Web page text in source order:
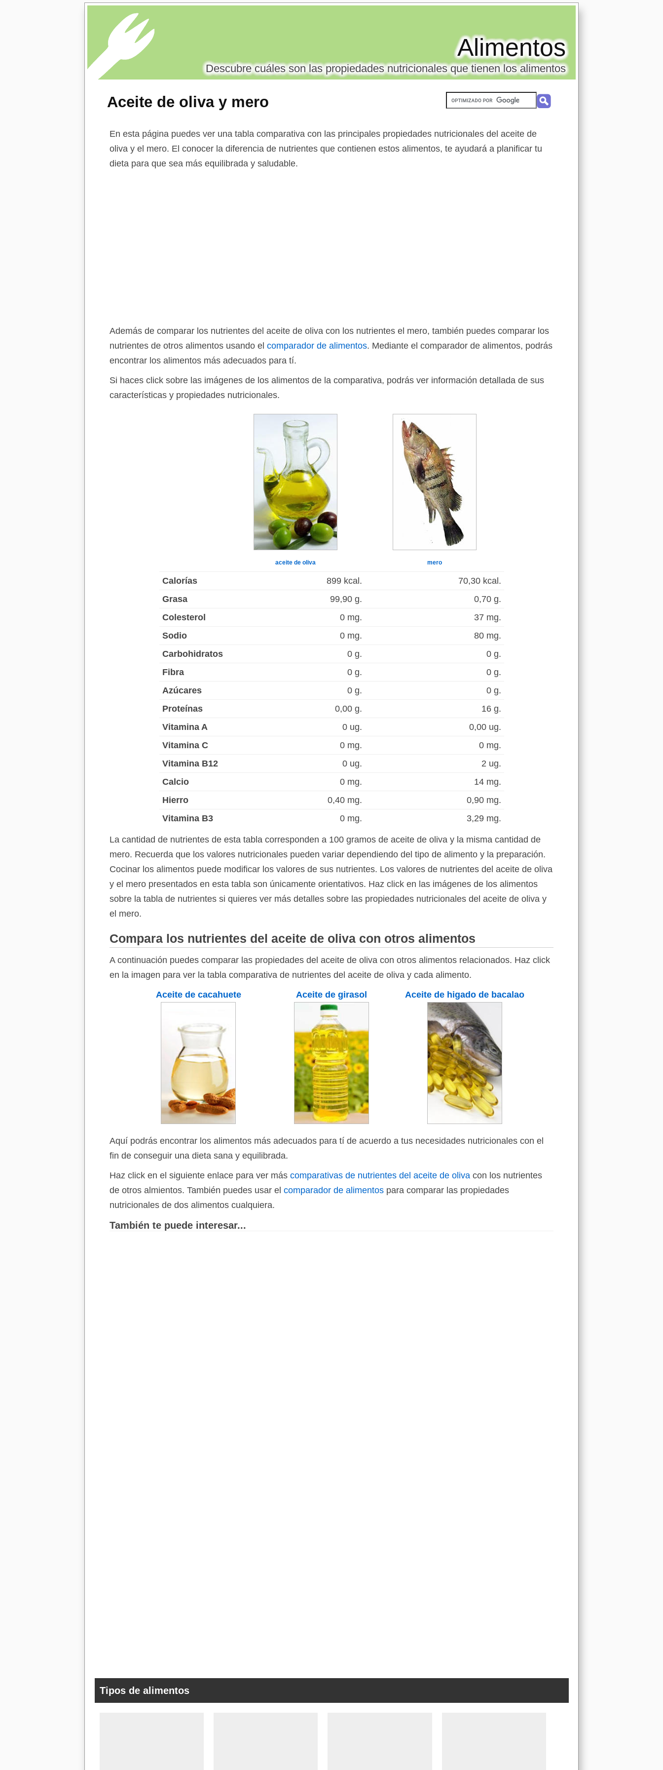
Aceite de oliva y mero
Alimentos
Descubre cuáles son las propiedades nutricionales que tienen los alimentos
En esta página puedes ver una tabla comparativa con las principales propiedades nutricionales del aceite de
oliva y el mero. El conocer la diferencia de nutrientes que contienen estos alimentos, te ayudará a planificar tu
dieta para que sea más equilibrada y saludable.
Además de comparar los nutrientes del aceite de oliva con los nutrientes el mero, también puedes comparar los
nutrientes de otros alimentos usando el comparador de alimentos. Mediante el comparador de alimentos, podrás
encontrar los alimentos más adecuados para tí.
Si haces click sobre las imágenes de los alimentos de la comparativa, podrás ver información detallada de sus
características y propiedades nutricionales.
aceite de oliva mero
Calorías 899 kcal.
70,30 kcal.
Grasa
99,90 g.
0,70 g.
Colesterol
0 mg.
37 mg.
Sodio
0 mg.
80 mg.
Carbohidratos
0 g.
0 g.
Fibra
0 g.
0 g.
Azúcares
0 g.
0 g.
Proteínas
0,00 g.
16 g.
Vitamina A
0 ug.
0,00 ug.
Vitamina C
0 mg.
0 mg.
Vitamina B12
0 ug.
2 ug.
Calcio
0 mg.
14 mg.
Hierro
0,40 mg.
0,90 mg.
Vitamina B3
0 mg. 3,29 mg.
La cantidad de nutrientes de esta tabla corresponden a 100 gramos de aceite de oliva y la misma cantidad de
mero. Recuerda que los valores nutricionales pueden variar dependiendo del tipo de alimento y la preparación.
Cocinar los alimentos puede modificar los valores de sus nutrientes. Los valores de nutrientes del aceite de oliva
y el mero presentados en esta tabla son únicamente orientativos. Haz click en las imágenes de los alimentos
sobre la tabla de nutrientes si quieres ver más detalles sobre las propiedades nutricionales del aceite de oliva y
el mero.
Compara los nutrientes del aceite de oliva con otros alimentos
A continuación puedes comparar las propiedades del aceite de oliva con otros alimentos relacionados. Haz click
en la imagen para ver la tabla comparativa de nutrientes del aceite de oliva y cada alimento.
Aceite de cacahuete
Aceite de girasol Aceite de higado de bacalao
Aquí podrás encontrar los alimentos más adecuados para tí de acuerdo a tus necesidades nutricionales con el
fin de conseguir una dieta sana y equilibrada.
Haz click en el siguiente enlace para ver más comparativas de nutrientes del aceite de oliva con los nutrientes
de otros almientos. También puedes usar el comparador de alimentos para comparar las propiedades
nutricionales de dos alimentos cualquiera.
También te puede interesar...
Tipos de alimentos